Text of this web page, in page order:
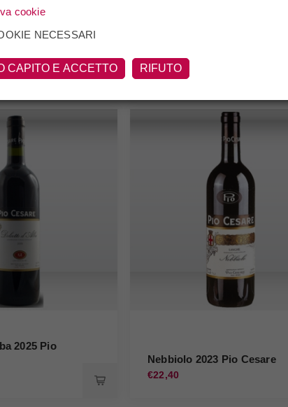
Pio Cesare
Cesare
€16,10
2025 Pio
Nebbiolo 2023 Pio Cesare
€22,40
cookie
NECESSARI
CAPITO E ACCETTO RIFUTO